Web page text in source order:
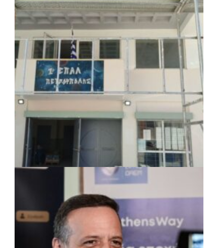
Το Δημοτικό Κατάστημα Κουβαρά φέρει
πλέον το όνομα «Γεώργιος Πρίφτης»
ΤΟΠΙΚΗ ΑΥΤΟΔΙΟΙΚΗΣΗ 07/08/2026 · 17:45
Δήμος Πετρούπολης: Εργασίες
συντήρησης σε σχολεία και αθλητικές
εγκαταστάσεις